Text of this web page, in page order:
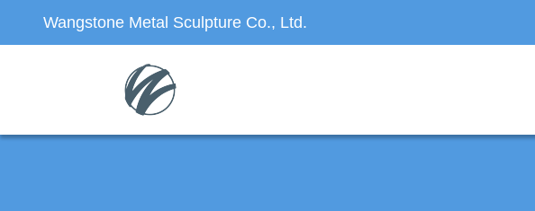
Wangstone Metal Sculpture Co., Ltd.